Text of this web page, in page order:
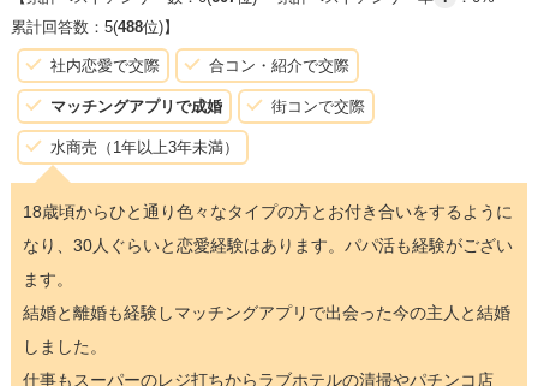
累計回答数：5(488位)】
社内恋愛で交際 合コン・紹介で交際
マッチングアプリで成婚 街コンで交際
水商売（1年以上3年未満）
18歳頃からひと通り色々なタイプの方とお付き合いをするように
なり、30人ぐらいと恋愛経験はあります。パパ活も経験がござい
ます。
結婚と離婚も経験しマッチングアプリで出会った今の主人と結婚
しました。
仕事もスーパーのレジ打ちからラブホテルの清掃やパチンコ店